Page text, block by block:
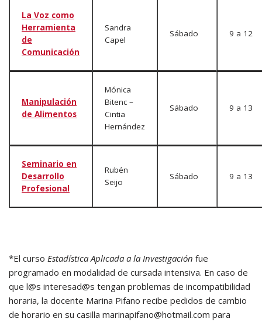
La Voz como
Herramienta
de
Comunicación
Sandra
Capel
Sábado 9 a 12
Manipulación
de Alimentos
Mónica
Bitenc –
Cintia
Hernández
Sábado 9 a 13
Seminario en
Desarrollo
Profesional
Rubén
Seijo
Sábado 9 a 13
*El curso Estadística Aplicada a la Investigación fue
programado en modalidad de cursada intensiva. En caso de
que l@s interesad@s tengan problemas de incompatibilidad
horaria, la docente Marina Pifano recibe pedidos de cambio
de horario en su casilla marinapifano@hotmail.com para